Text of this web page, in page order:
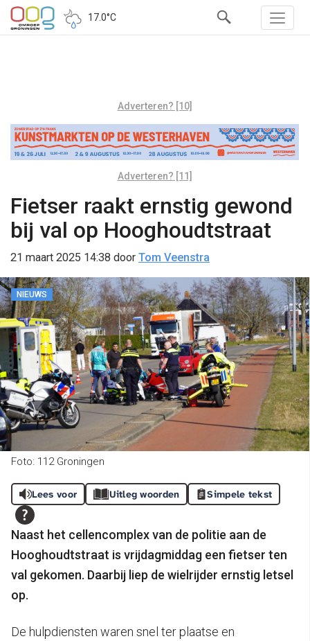
17.0°C
Adverteren? [10]
Adverteren? [11]
Fietser raakt ernstig gewond
bij val op Hooghoudtstraat
21 maart 2025 14:38 door Tom Veenstra
NIEUWS
Foto: 112 Groningen
Lees voor Uitleg woorden Simpele tekst
Naast het cellencomplex van de politie aan de
Hooghoudtstraat is vrijdagmiddag een fietser ten
val gekomen. Daarbij liep de wielrijder ernstig letsel
op.
De hulpdiensten waren snel ter plaatse en